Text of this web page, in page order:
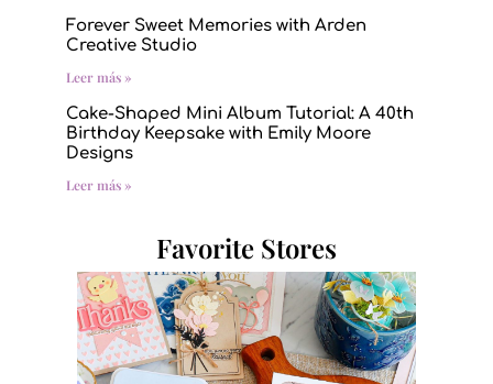
Forever Sweet Memories with Arden
Creative Studio
Leer más »
Cake-Shaped Mini Album Tutorial: A 40th
Birthday Keepsake with Emily Moore
Designs
Leer más »
Favorite Stores